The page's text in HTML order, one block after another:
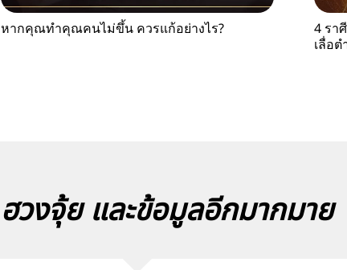
หากคุณทำคุณคนไม่ขึ้น ควรแก้อย่างไร?
4 รา
เลื่อ
วงจุ้ย และข้อมูลอีกมากมาย